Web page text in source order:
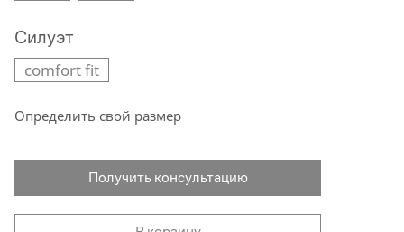
Силуэт
comfort fit
Определить свой размер
Получить консультацию